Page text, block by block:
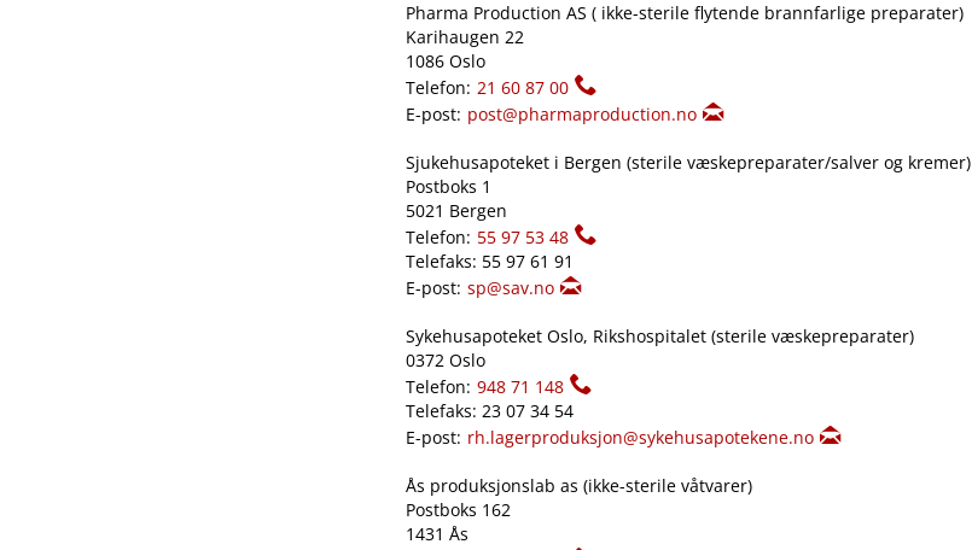
Pharma Production AS ( ikke-sterile flytende brannfarlige preparater)
Karihaugen 22
1086 Oslo
Telefon: 21 60 87 00
E-post: post@pharmaproduction.no
Sjukehusapoteket i Bergen (sterile væskepreparater​/​salver og kremer)
Postboks 1
5021 Bergen
Telefon: 55 97 53 48
Telefaks: 55 97 61 91
E-post: sp@sav.no
Sykehusapoteket Oslo, Rikshospitalet (sterile væskepreparater)
0372 Oslo
Telefon: 948 71 148
Telefaks: 23 07 34 54
E-post: rh.lagerproduksjon@sykehusapotekene.no
Ås produksjonslab as (ikke-sterile våtvarer)
Postboks 162
1431 Ås